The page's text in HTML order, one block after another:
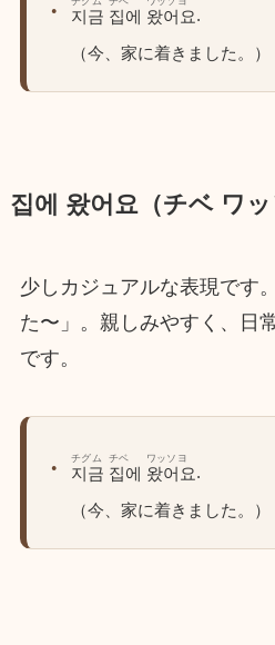
지금 집에 왔어요.
（今、家に着きました。）
집에 왔어요（チベ ワッ
少しカジュアルな表現です
た〜」。親しみやすく、日
です。
지금
チグム
집에
チベ
왔어요
ワッソヨ
.
（今、家に着きました。）